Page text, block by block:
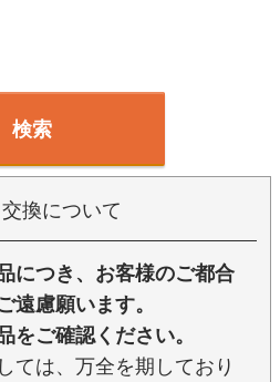
検索
換について
につき、お客様のご都合
遠慮願います。
をご確認ください。
ては、万全を期しており